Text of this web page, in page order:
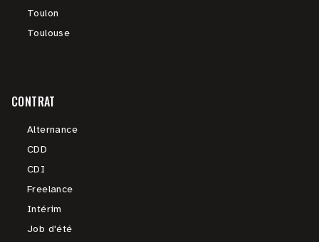
Toulon
Toulouse
CONTRAT
Alternance
CDD
CDI
Freelance
Intérim
Job d'été